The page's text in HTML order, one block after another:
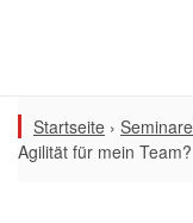
Startseite ›
Agilität für mein Team?